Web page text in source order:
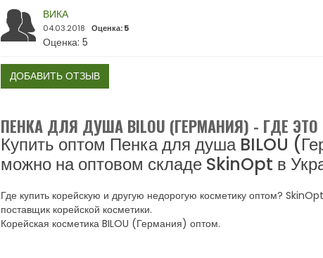
ВИКА
04.03.2018 Оценка: 5
Оценка: 5
ДОБАВИТЬ ОТЗЫВ
ПЕНКА ДЛЯ ДУША BILOU (ГЕРМАНИЯ) - ГДЕ
Купить оптом Пенка для душа BILOU
можно на оптовом складе SkinOpt в
Где купить корейскую и другую недорогую косметику оптом?
поставщик корейской косметики.
Корейская косметика BILOU (Германия) оптом.